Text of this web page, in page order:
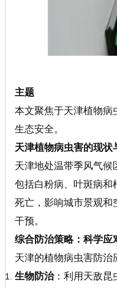
主题
本文聚焦于天津植物病
生态安全。
天津植物病虫害的现状
天津地处温带季风气
包括白粉病、叶斑病和
死亡，影响城市景观和
干预。
综合防治策略：科学应
天津的植物病虫害防治
生物防治：利用天敌昆